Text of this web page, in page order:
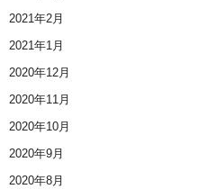
2021年2月
2021年1月
2020年12月
2020年11月
2020年10月
2020年9月
2020年8月